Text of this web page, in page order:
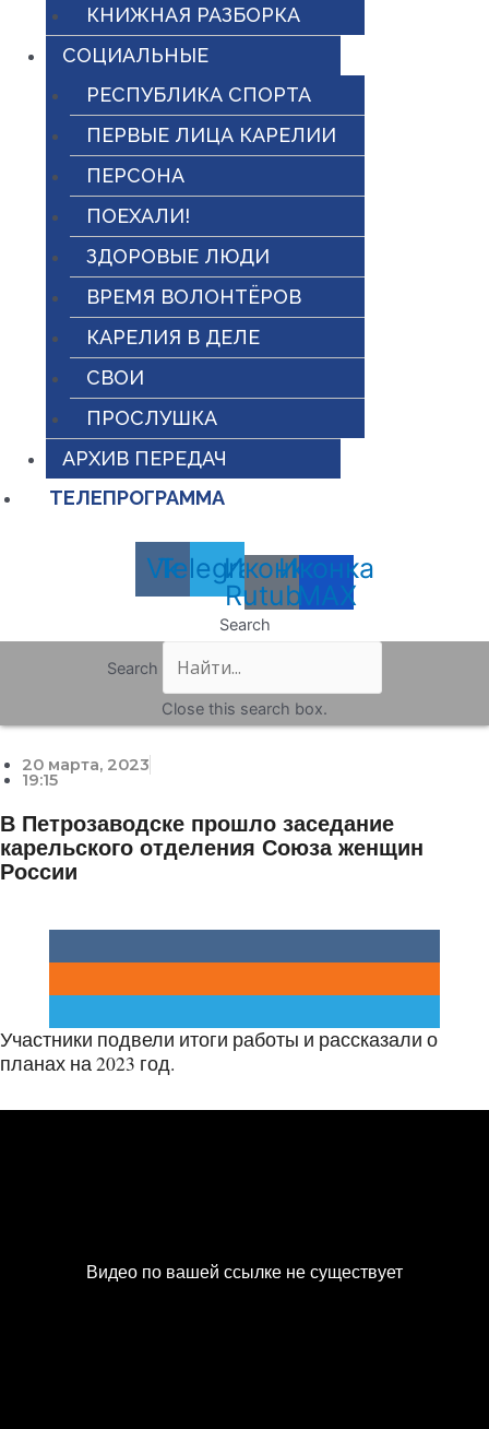
КНИЖНАЯ РАЗБОРКА
СОЦИАЛЬНЫЕ
РЕСПУБЛИКА СПОРТА
ПЕРВЫЕ ЛИЦА КАРЕЛИИ
ПЕРСОНА
ПОЕХАЛИ!
ЗДОРОВЫЕ ЛЮДИ
ВРЕМЯ ВОЛОНТЁРОВ
КАРЕЛИЯ В ДЕЛЕ
СВОИ
ПРОСЛУШКА
АРХИВ ПЕРЕДАЧ
ТЕЛЕПРОГРАММА
Vk
Telegram
Иконка
Rutube
Иконка
MAX
Search
Search
Close this search box.
20 марта, 2023
19:15
В Петрозаводске прошло заседание
карельского отделения Союза женщин
России
Участники подвели итоги работы и рассказали о
планах на 2023 год.